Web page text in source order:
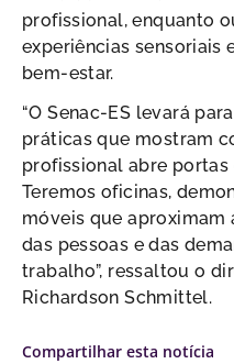
profissional, enquanto
experiências sensoriais
bem-estar.
“O Senac-ES levará
práticas que mostram
profissional abre
Teremos oficinas,
móveis que
das pessoas e das
trabalho”, ressaltou o
Richardson Schmittel.
Compartilhar esta notícia